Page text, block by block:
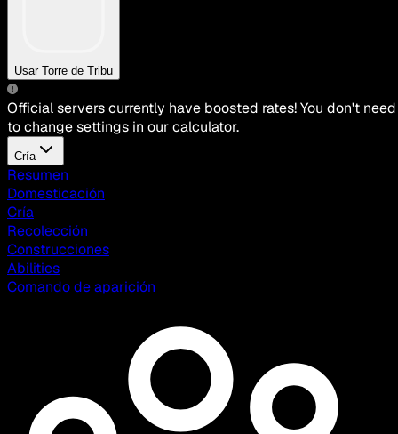
Usar Torre de Tribu
Official servers currently have boosted rates! You don't need
to change settings in our calculator.
Cría
Resumen
Domesticación
Cría
Recolección
Construcciones
Abilities
Comando de aparición